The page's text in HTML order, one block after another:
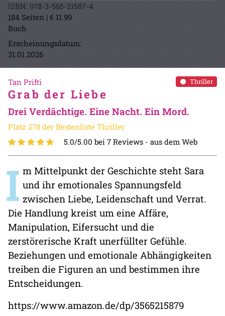
ISBN: 978-3-565-21587-4
184 Seiten | € 11.99
Buch
Erscheinungsdatum:
31.01.2026
Thriller
Tan Prifti
Grab der Liebe
Drei Verdächtige. Eine Nacht. Ein Mord.
Platz 278 der Bestenliste Thriller
5.0/5.00 bei 7 Reviews - aus dem Web
I m Mittelpunkt der Geschichte steht Sara
und ihr emotionales Spannungsfeld
zwischen Liebe, Leidenschaft und Verrat.
Die Handlung kreist um eine Affäre,
Manipulation, Eifersucht und die
zerstörerische Kraft unerfüllter Gefühle.
Beziehungen und emotionale Abhängigkeiten
treiben die Figuren an und bestimmen ihre
Entscheidungen.
https://www.amazon.de/dp/3565215879